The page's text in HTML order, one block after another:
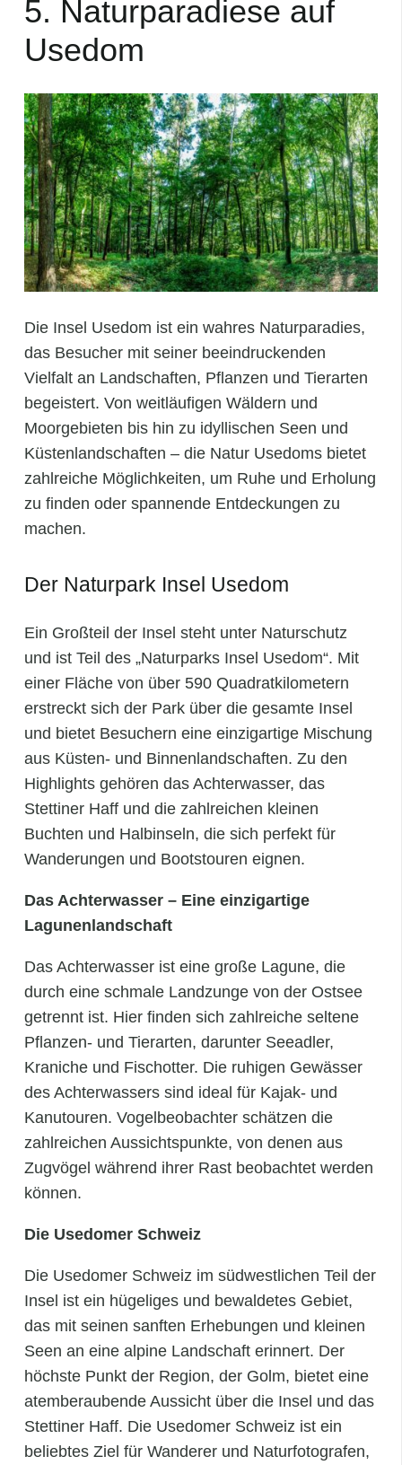
5. Naturparadiese auf
Usedom
Die Insel Usedom ist ein wahres Naturparadies,
das Besucher mit seiner beeindruckenden
Vielfalt an Landschaften, Pflanzen und Tierarten
begeistert. Von weitläufigen Wäldern und
Moorgebieten bis hin zu idyllischen Seen und
Küstenlandschaften – die Natur Usedoms bietet
zahlreiche Möglichkeiten, um Ruhe und Erholung
zu finden oder spannende Entdeckungen zu
machen.
Der Naturpark Insel Usedom
Ein Großteil der Insel steht unter Naturschutz
und ist Teil des „Naturparks Insel Usedom“. Mit
einer Fläche von über 590 Quadratkilometern
erstreckt sich der Park über die gesamte Insel
und bietet Besuchern eine einzigartige Mischung
aus Küsten- und Binnenlandschaften. Zu den
Highlights gehören das Achterwasser, das
Stettiner Haff und die zahlreichen kleinen
Buchten und Halbinseln, die sich perfekt für
Wanderungen und Bootstouren eignen.
Das Achterwasser – Eine einzigartige
Lagunenlandschaft
Das Achterwasser ist eine große Lagune, die
durch eine schmale Landzunge von der Ostsee
getrennt ist. Hier finden sich zahlreiche seltene
Pflanzen- und Tierarten, darunter Seeadler,
Kraniche und Fischotter. Die ruhigen Gewässer
des Achterwassers sind ideal für Kajak- und
Kanutouren. Vogelbeobachter schätzen die
zahlreichen Aussichtspunkte, von denen aus
Zugvögel während ihrer Rast beobachtet werden
können.
Die Usedomer Schweiz
Die Usedomer Schweiz im südwestlichen Teil der
Insel ist ein hügeliges und bewaldetes Gebiet,
das mit seinen sanften Erhebungen und kleinen
Seen an eine alpine Landschaft erinnert. Der
höchste Punkt der Region, der Golm, bietet eine
atemberaubende Aussicht über die Insel und das
Stettiner Haff. Die Usedomer Schweiz ist ein
beliebtes Ziel für Wanderer und Naturfotografen,